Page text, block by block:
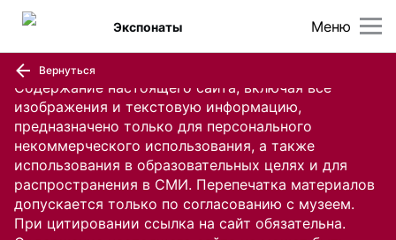
Содержание настоящего сайта, включая все
изображения и текстовую информацию,
предназначено только для персонального
некоммерческого использования, а также
использования в образовательных целях и для
распространения в СМИ. Перепечатка материалов
допускается только по согласованию с музеем.
При цитировании ссылка на сайт обязательна.
Меню
Экспонаты
Вернуться